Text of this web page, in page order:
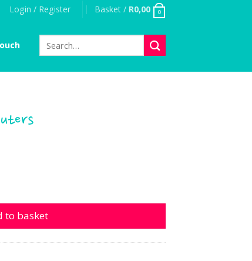
Login / Register Basket / R0,00 0
for:
to basket